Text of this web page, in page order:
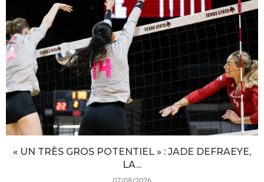
« UN TRÈS GROS POTENTIEL » : JADE DEFRAEYE,
LA...